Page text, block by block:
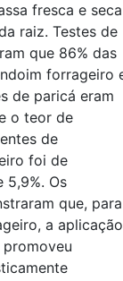
fresca e seca
raiz. Testes de
que 86% das
forrageiro
de paricá eram
o teor de
de
foi de
5,9%. Os
que, para
a aplicação